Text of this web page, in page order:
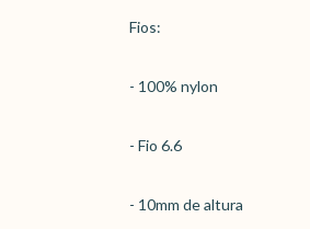
Fios:
- 100% nylon
- Fio 6.6
- 10mm de altura